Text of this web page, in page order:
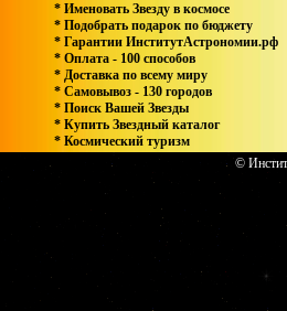
* Именовать Звезду в космосе
* Подобрать подарок по бюджету
* Гарантии ИнститутАстрономии.рф
* Оплата - 100 способов
* Доставка по всему миру
* Самовывоз - 130 городов
* Поиск Вашей Звезды
* Купить Звездный каталог
* Космический туризм
©